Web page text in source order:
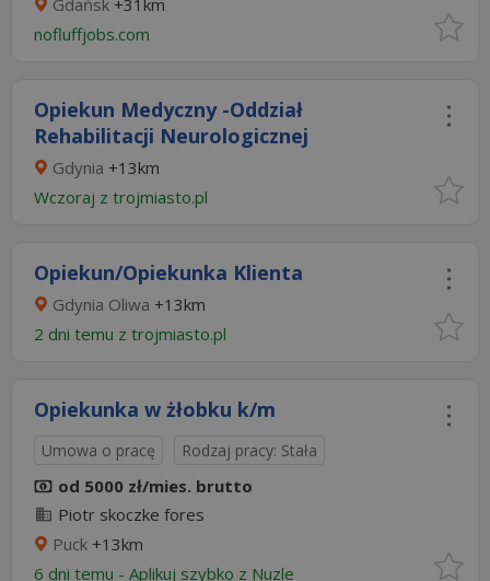
Gdańsk +31km
nofluffjobs.com
Opiekun Medyczny -Oddział
Rehabilitacji Neurologicznej
Gdynia +13km
Wczoraj z trojmiasto.pl
Opiekun/Opiekunka Klienta
Gdynia Oliwa +13km
2 dni temu z trojmiasto.pl
Opiekunka w żłobku k/m
Umowa o pracę Rodzaj pracy: Stała
od 5000 zł/mies. brutto
Piotr skoczke fores
Puck +13km
6 dni temu - Aplikuj szybko z Nuzle